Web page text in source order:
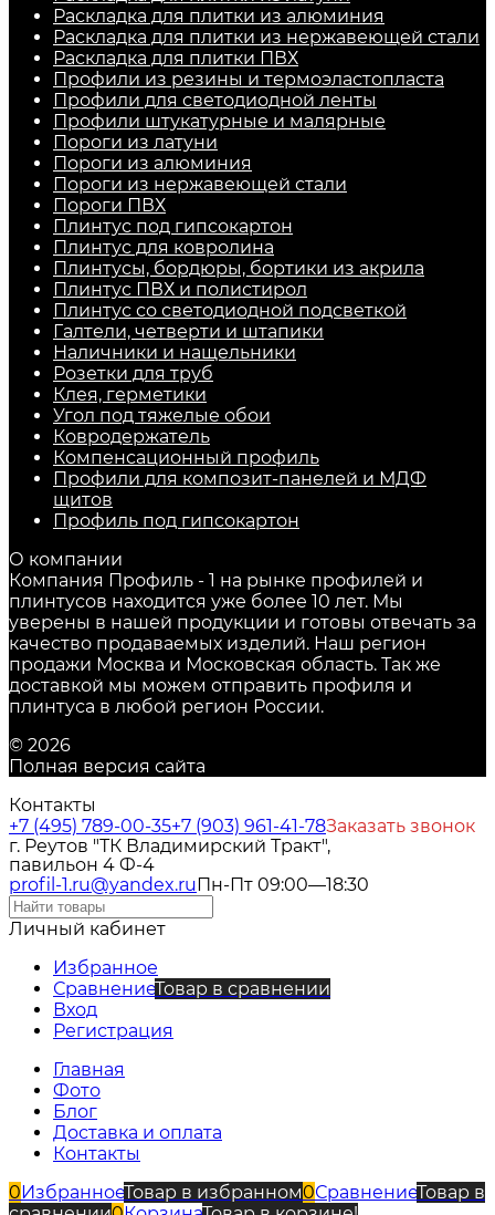
Раскладка для плитки из алюминия
Раскладка для плитки из нержавеющей стали
Раскладка для плитки ПВХ
Профили из резины и термоэластопласта
Профили для светодиодной ленты
Профили штукатурные и малярные
Пороги из латуни
Пороги из алюминия
Пороги из нержавеющей стали
Пороги ПВХ
Плинтус под гипсокартон
Плинтус для ковролина
Плинтусы, бордюры, бортики из акрила
Плинтус ПВХ и полистирол
Плинтус со светодиодной подсветкой
Галтели, четверти и штапики
Наличники и нащельники
Розетки для труб
Клея, герметики
Угол под тяжелые обои
Ковродержатель
Компенсационный профиль
Профили для композит-панелей и МДФ
щитов
Профиль под гипсокартон
О компании
Компания Профиль - 1 на рынке профилей и
плинтусов находится уже более 10 лет. Мы
уверены в нашей продукции и готовы отвечать за
качество продаваемых изделий. Наш регион
продажи Москва и Московская область. Так же
доставкой мы можем отправить профиля и
плинтуса в любой регион России.
© 2026
Полная версия сайта
Контакты
+7 (495) 789-00-35+7 (903) 961-41-78Заказать звонок
г. Реутов "ТК Владимирский Тракт",
павильон 4 Ф-4
profil-1.ru@yandex.ruПн-Пт 09:00—18:30
Личный кабинет
Избранное
СравнениеТовар в сравнении
Вход
Регистрация
Главная
Фото
Блог
Доставка и оплата
Контакты
0ИзбранноеТовар в избранном0СравнениеТовар в